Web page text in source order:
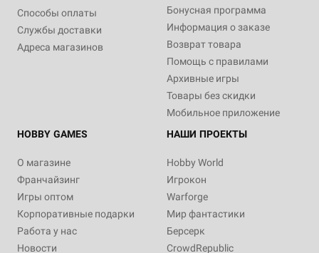
Способы оплаты
Службы доставки
Адреса магазинов
Бонусная программа
Информация о заказе
Возврат товара
Помощь с правилами
Архивные игры
Товары без скидки
Мобильное приложение
HOBBY GAMES
О магазине
Франчайзинг
Игры оптом
Корпоративные подарки
Работа у нас
Новости
НАШИ ПРОЕКТЫ
Hobby World
Игрокон
Warforge
Мир фантастики
Берсерк
CrowdRepublic